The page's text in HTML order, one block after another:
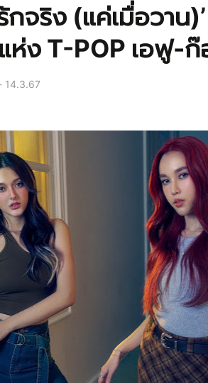
กจริง (แค่เมื่อวาน
ห่ง T-POP เอฟู-ก๊
14.3.67